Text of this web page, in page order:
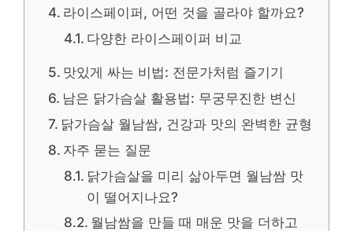
라이스페이퍼, 어떤 것을 골라야 할까요?
다양한 라이스페이퍼 비교
맛있게 싸는 비법: 전문가처럼 즐기기
남은 닭가슴살 활용법: 무궁무진한 변신
닭가슴살 월남쌈, 건강과 맛의 완벽한 균형
자주 묻는 질문
닭가슴살을 미리 삶아두면 월남쌈 맛
이 떨어지나요?
월남쌈을 만들 때 매운 맛을 더하고